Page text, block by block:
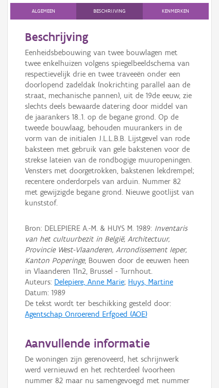
ALGEMEEN BESCHRIJVING KENMERKEN
Beschrijving
Eenheidsbebouwing van twee bouwlagen met
twee enkelhuizen volgens spiegelbeeldschema van
respectievelijk drie en twee traveeën onder een
doorlopend zadeldak (nokrichting parallel aan de
straat, mechanische pannen), uit de 19de eeuw, zie
slechts deels bewaarde datering door middel van
de jaarankers 18..1. op de begane grond. Op de
tweede bouwlaag, behouden muurankers in de
vorm van de initialen J.L.L.B.B. Lijstgevel van rode
baksteen met gebruik van gele bakstenen voor de
strekse lateien van de rondbogige muuropeningen.
Vensters met doorgetrokken, bakstenen lekdrempel;
recentere onderdorpels van arduin. Nummer 82
met gewijzigde begane grond. Nieuwe gootlijst van
kunststof.
Bron: DELEPIERE A.-M. & HUYS M. 1989: Inventaris
van het cultuurbezit in België, Architectuur,
Provincie West-Vlaanderen, Arrondissement Ieper,
Kanton Poperinge, Bouwen door de eeuwen heen
in Vlaanderen 11n2, Brussel - Turnhout.
Auteurs: Delepiere, Anne Marie; Huys, Martine
Datum: 1989
De tekst wordt ter beschikking gesteld door:
Agentschap Onroerend Erfgoed (AOE)
Aanvullende informatie
De woningen zijn gerenoveerd, het schrijnwerk
werd vernieuwd en het rechterdeel (voorheen
nummer 82 maar nu samengevoegd met nummer